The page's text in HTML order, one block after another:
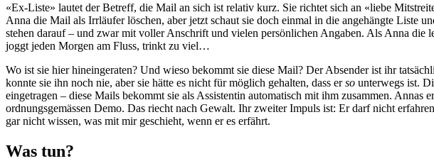
«Ex-Liste» lautet der Betreff, die Mail an sich ist relativ kurz. Sie richtet sich an «liebe
Anna die Mail als Irrläufer löschen, aber jetzt schaut sie doch einmal in die angehängte Liste
stehen darauf – und zwar mit voller Anschrift und vielen persönlichen Angaben. Als Anna
joggt jeden Morgen am Fluss, trinkt zu viel…
Wo ist sie hier hineingeraten? Und wieso bekommt sie diese Mail? Der Absender ist ihr
konnte sie ihn noch nie, aber sie hätte es nicht für möglich gehalten, dass erso unterwegs ist.
eingetragen – diese Mails bekommt sie als Assistentin automatisch mit ihm zusammen.
ordnungsgemässen Demo. Das riecht nach Gewalt. Ihr zweiter Impuls ist: Er darf nicht
gar nicht wissen, was mit mir geschieht, wenn er es erfährt.
Was tun?